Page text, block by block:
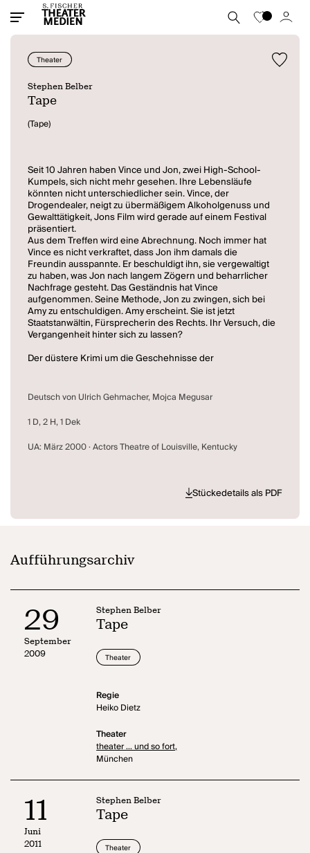
Theater
Stephen Belber
Tape
(Tape)
Seit 10 Jahren haben Vince und Jon, zwei High-School-
Kumpels, sich nicht mehr gesehen. Ihre Lebensläufe
könnten nicht unterschiedlicher sein. Vince, der
Drogendealer, neigt zu übermäßigem Alkoholgenuss und
Gewalttätigkeit, Jons Film wird gerade auf einem Festival
präsentiert.
Aus dem Treffen wird eine Abrechnung. Noch immer hat
Vince es nicht verkraftet, dass Jon ihm damals die
Freundin ausspannte. Er beschuldigt ihn, sie vergewaltigt
zu haben, was Jon nach langem Zögern und beharrlicher
Nachfrage gesteht. Das Geständnis hat Vince
aufgenommen. Seine Methode, Jon zu zwingen, sich bei
Amy zu entschuldigen. Amy erscheint. Sie ist jetzt
Staatstanwältin, Fürsprecherin des Rechts. Ihr Versuch, die
Vergangenheit hinter sich zu lassen?
Der düstere Krimi um die Geschehnisse der
Geschichte, drei Versionen. Welche ist die Richtige?
In der Regie von Richard Linklater wurde TAPE im Jahr
2001 mit Ethan Hawke, Robert Sean Leonard und Uma
Thurman verfilmt.
Deutsch von Ulrich Gehmacher, Mojca Megusar
1 D, 2 H, 1 Dek
UA: März 2000 · Actors Theatre of Louisville, Kentucky
Stückedetails als PDF
Aufführungsarchiv
29
September
2009
Stephen Belber
Tape
Theater
Regie
Heiko Dietz
Theater
theater ... und so fort,
München
11
Juni
2011
Stephen Belber
Tape
Theater